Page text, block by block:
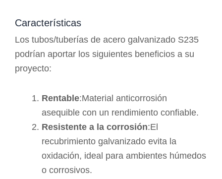
Características
Los tubos/tuberías de acero galvanizado S235
podrían aportar los siguientes beneficios a su
proyecto:
Rentable:Material anticorrosión
asequible con un rendimiento confiable.
Resistente a la corrosión:El
recubrimiento galvanizado evita la
oxidación, ideal para ambientes húmedos
o corrosivos.